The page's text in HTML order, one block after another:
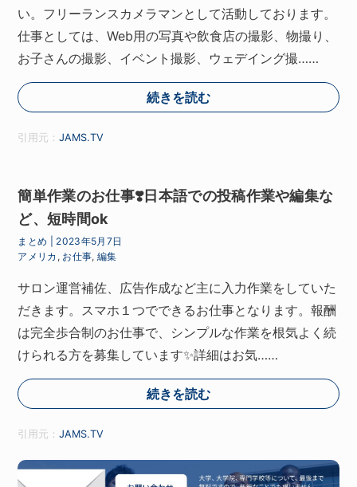
い。フリーランスカメラマンとして活動しております。
仕事としては、Web用の写真や飲食店の撮影、物撮り、
お子さんの撮影、イベント撮影、ウェデイング撮……
続きを読む
引用元：JAMS.TV
簡単作業のお仕事❣️日本語での投稿作業や編集な
ど、短時間ok
まとめ
2023年5月7日
アメリカ , お仕事, 編集
サロン運営補佐、広告作成など主に入力作業をしていた
だきます。スマホ１つでできるお仕事となります。報酬
は完全歩合制のお仕事で、シンプルな作業を根気よく続
けられる方を募集しています✨詳細はお気……
続きを読む
引用元：JAMS.TV